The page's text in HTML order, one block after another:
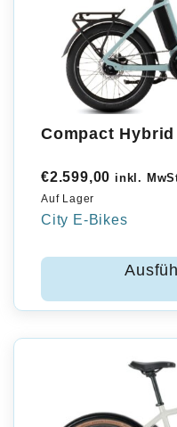
Compact
€2.599,00 inkl.
Auf Lager
City E-Bikes